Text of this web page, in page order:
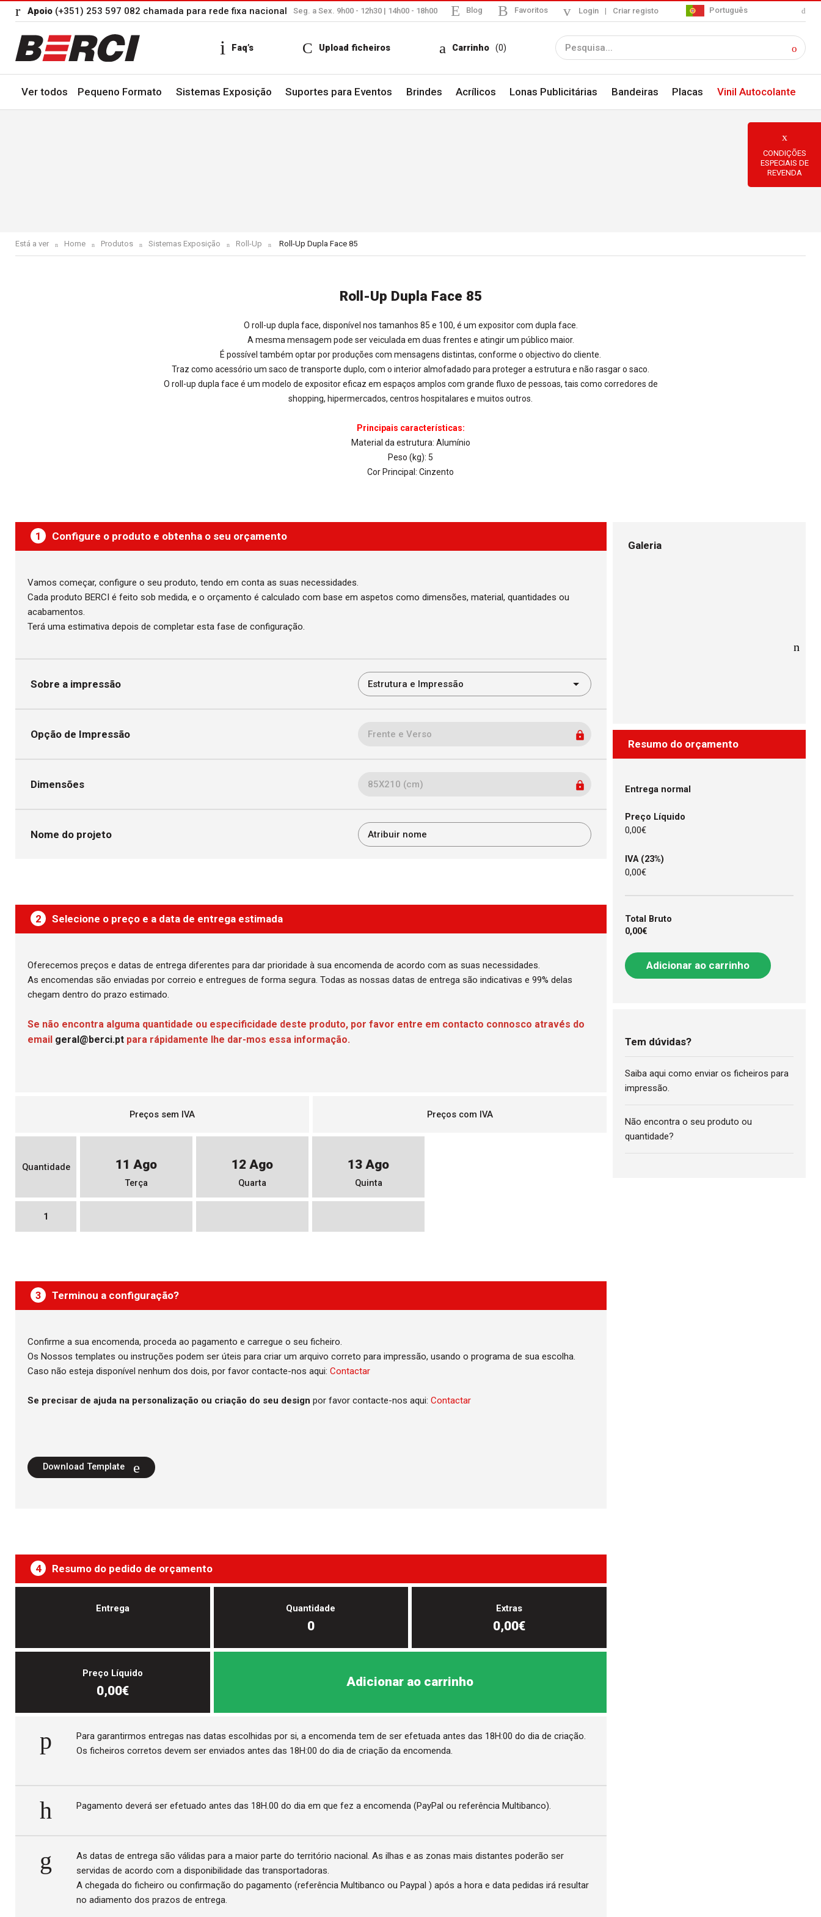
Apoio (+351) 253 597 082 chamada para rede fixa nacional Seg. a Sex. 9h00 - 12h30 | 14h00 - 18h00 Blog Favoritos Login | Criar registo Português
Faq’s Upload ficheiros Carrinho (0)
Ver todos Pequeno Formato Sistemas Exposição Suportes para Eventos Brindes Acrílicos Lonas Publicitárias Bandeiras Placas Vinil Autocolante
Está a ver Home Produtos Sistemas Exposição Roll-Up Current:
Roll-Up Dupla Face 85
Roll-Up Dupla Face 85
O roll-up dupla face, disponível nos tamanhos 85 e 100, é um expositor com dupla face.
A mesma mensagem pode ser veiculada em duas frentes e atingir um público maior.
É possível também optar por produções com mensagens distintas, conforme o objectivo do cliente.
Traz como acessório um saco de transporte duplo, com o interior almofadado para proteger a estrutura e não rasgar o saco.
O roll-up dupla face é um modelo de expositor eficaz em espaços amplos com grande fluxo de pessoas, tais como corredores de
shopping, hipermercados, centros hospitalares e muitos outros.
Principais características:
Material da estrutura: Alumínio
Peso (kg): 5
Cor Principal: Cinzento
1 Configure o produto e obtenha o seu orçamento
Vamos começar, configure o seu produto, tendo em conta as suas necessidades.
Cada produto BERCI é feito sob medida, e o orçamento é calculado com base em aspetos como dimensões, material, quantidades ou
acabamentos.
Terá uma estimativa depois de completar esta fase de configuração.
Sobre a impressão
Opção de Impressão
Dimensões
Nome do projeto
2 Selecione o preço e a data de entrega estimada
Oferecemos preços e datas de entrega diferentes para dar prioridade à sua encomenda de acordo com as suas necessidades.
As encomendas são enviadas por correio e entregues de forma segura. Todas as nossas datas de entrega são indicativas e 99% delas
chegam dentro do prazo estimado.
Se não encontra alguma quantidade ou especificidade deste produto, por favor entre em contacto connosco através do
email geral@berci.pt para rápidamente lhe dar-mos essa informação.
Preços sem IVA Preços com IVA
Quantidade 11 Ago
Terça
12 Ago
Quarta
13 Ago
Quinta
1
3 Terminou a configuração?
Confirme a sua encomenda, proceda ao pagamento e carregue o seu ficheiro.
Os Nossos templates ou instruções podem ser úteis para criar um arquivo correto para impressão, usando o programa de sua escolha.
Caso não esteja disponível nenhum dos dois, por favor contacte-nos aqui: Contactar
Se precisar de ajuda na personalização ou criação do seu design por favor contacte-nos aqui: Contactar
Download Template
4 Resumo do pedido de orçamento
Entrega Quantidade
0
Extras
0,00€
Preço Líquido
0,00€
Adicionar ao carrinho
Para garantirmos entregas nas datas escolhidas por si, a encomenda tem de ser efetuada antes das 18H:00 do dia de criação.
Os ficheiros corretos devem ser enviados antes das 18H:00 do dia de criação da encomenda.
Pagamento deverá ser efetuado antes das 18H.00 do dia em que fez a encomenda (PayPal ou referência Multibanco).
As datas de entrega são válidas para a maior parte do território nacional. As ilhas e as zonas mais distantes poderão ser
servidas de acordo com a disponibilidade das transportadoras.
A chegada do ficheiro ou confirmação do pagamento (referência Multibanco ou Paypal ) após a hora e data pedidas irá resultar
no adiamento dos prazos de entrega.
Galeria
Resumo do orçamento
Entrega normal
Preço Líquido
0,00€
IVA (23%)
0,00€
Total Bruto
0,00€
Adicionar ao carrinho
Tem dúvidas?
Saiba aqui como enviar os ficheiros para
impressão.
Não encontra o seu produto ou
quantidade?
CONDIÇÕES
ESPECIAIS DE
REVENDA